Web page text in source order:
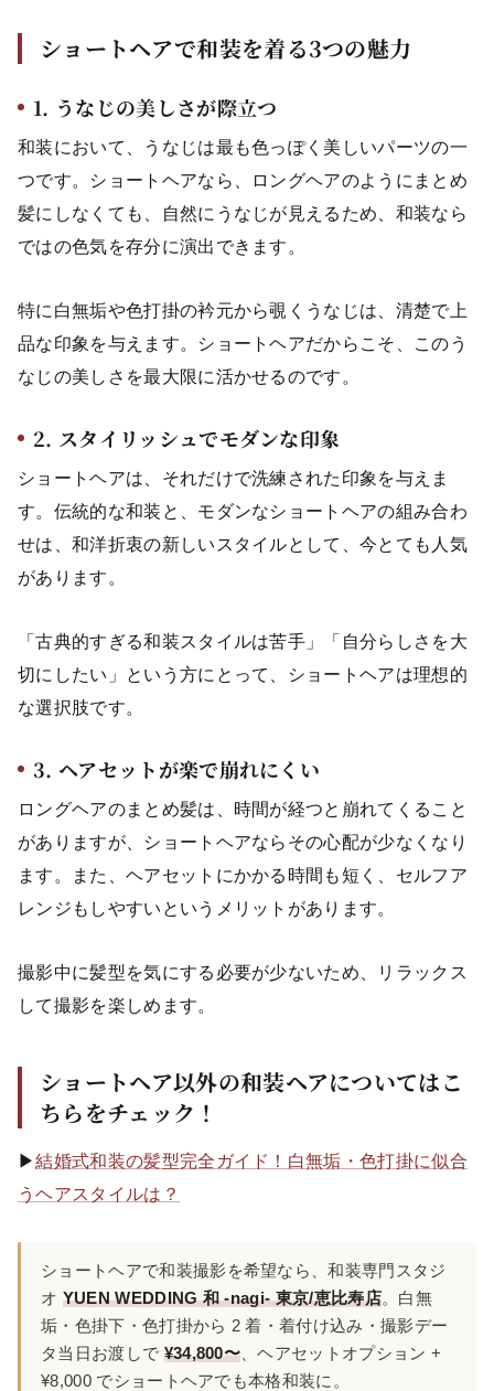
ショートヘアで和装を着る3つの魅力
1. うなじの美しさが際立つ
和装において、うなじは最も色っぽく美しいパーツの一
つです。ショートヘアなら、ロングヘアのようにまとめ
髪にしなくても、自然にうなじが見えるため、和装なら
ではの色気を存分に演出できます。
特に白無垢や色打掛の衿元から覗くうなじは、清楚で上
品な印象を与えます。ショートヘアだからこそ、このう
なじの美しさを最大限に活かせるのです。
2. スタイリッシュでモダンな印象
ショートヘアは、それだけで洗練された印象を与えま
す。伝統的な和装と、モダンなショートヘアの組み合わ
せは、和洋折衷の新しいスタイルとして、今とても人気
があります。
「古典的すぎる和装スタイルは苦手」「自分らしさを大
切にしたい」という方にとって、ショートヘアは理想的
な選択肢です。
3. ヘアセットが楽で崩れにくい
ロングヘアのまとめ髪は、時間が経つと崩れてくること
がありますが、ショートヘアならその心配が少なくなり
ます。また、ヘアセットにかかる時間も短く、セルフア
レンジもしやすいというメリットがあります。
撮影中に髪型を気にする必要が少ないため、リラックス
して撮影を楽しめます。
ショートヘア以外の和装ヘアについてはこ
ちらをチェック！
▶結婚式和装の髪型完全ガイド！白無垢・色打掛に似合
うヘアスタイルは？
ショートヘアで和装撮影を希望なら、和装専門スタジ
オ YUEN WEDDING 和 -nagi- 東京/恵比寿店。白無
垢・色掛下・色打掛から 2 着・着付け込み・撮影デー
タ当日お渡しで ¥34,800〜 、ヘアセットオプション +
¥8,000 でショートヘアでも本格和装に。